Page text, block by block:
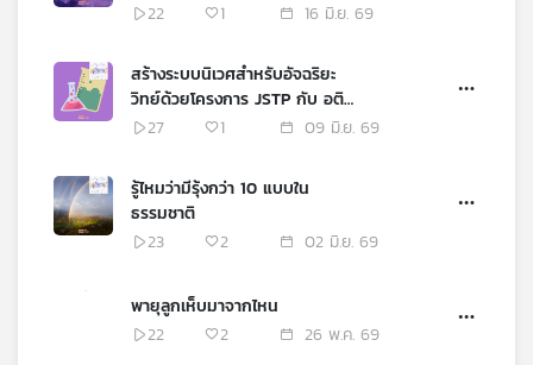
22
1 16 มิ.ย. 69
สร้างระบบนิเวศสำหรับอัจฉริยะ
วิทย์ด้วยโครงการ JSTP กับ อติ
พร สุวรรณ
27 1 09 มิ.ย. 69
รู้ไหมว่ามีรุ้งกว่า 10 แบบใน
ธรรมชาติ
23
2 02 มิ.ย. 69
พายุลูกเห็บมาจากไหน
22
2 26 พ.ค. 69